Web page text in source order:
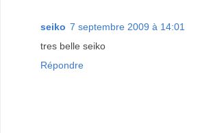
seiko 7 septembre 2009 à 14:01
tres belle seiko
Répondre